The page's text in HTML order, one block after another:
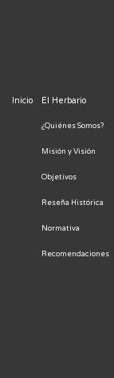
Inicio El Herbario
¿Quiénes Somos?
Misión y Visión
Objetivos
Reseña Histórica
Normativa
Recomendaciones